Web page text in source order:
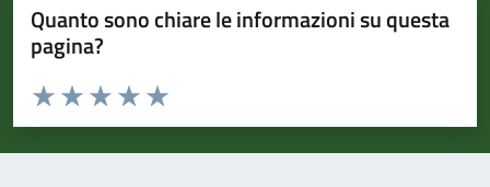
Quanto sono chiare le informazioni su questa
pagina?
Valuta da 1 a 5 stelle la pagina
Valuta 5 stelle su 5
Valuta 4 stelle su 5
Valuta 3 stelle su 5
Valuta 2 stelle su 5
Valuta 1 stelle su 5